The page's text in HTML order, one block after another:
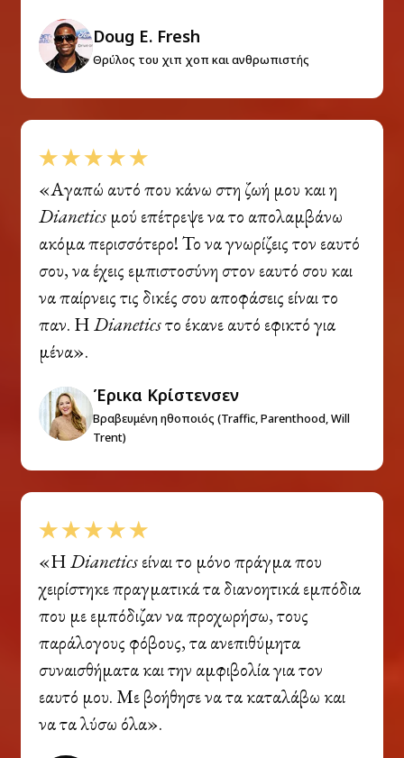
Doug E. Fresh
Θρύλος του χιπ χοπ και ανθρωπιστής
«Αγαπώ αυτό που κάνω στη ζωή μου και η
Dianetics μού επέτρεψε να το απολαμβάνω
ακόμα περισσότερο! Το να γνωρίζεις τον εαυτό
σου, να έχεις εμπιστοσύνη στον εαυτό σου και
να παίρνεις τις δικές σου αποφάσεις είναι το
παν. ΗDianeticsτο έκανε αυτό εφικτό για
μένα».
Έρικα Κρίστενσεν
Βραβευμένη ηθοποιός (Traffic, Parenthood, Will
Trent)
«ΗDianeticsείναι το μόνο πράγμα που
χειρίστηκε πραγματικά τα διανοητικά εμπόδια
που με εμπόδιζαν να προχωρήσω, τους
παράλογους φόβους, τα ανεπιθύμητα
συναισθήματα και την αμφιβολία για τον
εαυτό μου. Με βοήθησε να τα καταλάβω και
να τα λύσω όλα».